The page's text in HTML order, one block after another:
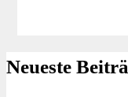
Neueste